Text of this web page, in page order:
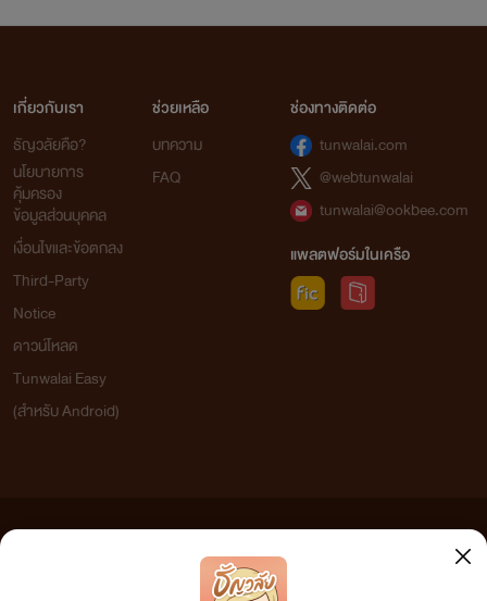
เกี่ยวกับเรา
ธัญวลัยคือ?
นโยบายการ
คุ้มครอง
ข้อมูลส่วนบุคคล
เงื่อนไขและข้อตกลง
Third-Party
Notice
ดาวน์โหลด
Tunwalai Easy
(สำหรับ Android)
ช่วยเหลือ
บทความ
FAQ
ช่องทางติดต่อ
tunwalai.com
@webtunwalai
tunwalai@ookbee.com
แพลตฟอร์มในเครือ
เว็บไซต์แห่งนี้ไม่ได้เห็นด้วยและไม่ขอรับผิดชอบต่อข้อความใดๆ ทั้งสิ้น ดังนั้นผู้อ่านทุกท่านโปรดใช้
วิจารณญาณในการกลั่นกรองด้วยตนเอง และหากท่านพบข้อความใดๆ ที่ขัดต่อกฎหมายและศีลธรรม